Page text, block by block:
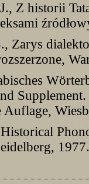
Z historii
Zarys
Auflage,